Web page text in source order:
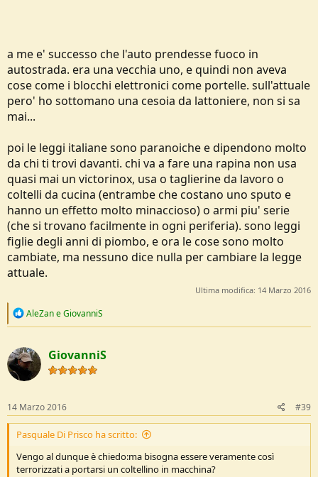
a me e' successo che l'auto prendesse fuoco in
autostrada. era una vecchia uno, e quindi non aveva
cose come i blocchi elettronici come portelle. sull'attuale
pero' ho sottomano una cesoia da lattoniere, non si sa
mai...
poi le leggi italiane sono paranoiche e dipendono molto
da chi ti trovi davanti. chi va a fare una rapina non usa
quasi mai un victorinox, usa o taglierine da lavoro o
coltelli da cucina (entrambe che costano uno sputo e
hanno un effetto molto minaccioso) o armi piu' serie
(che si trovano facilmente in ogni periferia). sono leggi
figlie degli anni di piombo, e ora le cose sono molto
cambiate, ma nessuno dice nulla per cambiare la legge
attuale.
Ultima modifica: 14 Marzo 2016
R
c
t
i
o
s
:
AleZaneGiovanniS
GiovanniS
14 Marzo 2016 #39
Pasquale Di Prisco ha scritto:
Vengo al dunque è chiedo:ma bisogna essere veramente così
terrorizzati a portarsi un coltellino in macchina?